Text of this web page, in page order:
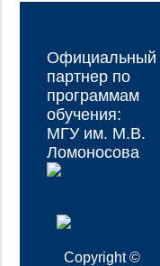
Официальный
партнер по
программам
обучения:
МГУ им. М.В.
Ломоносова
Copyright ©